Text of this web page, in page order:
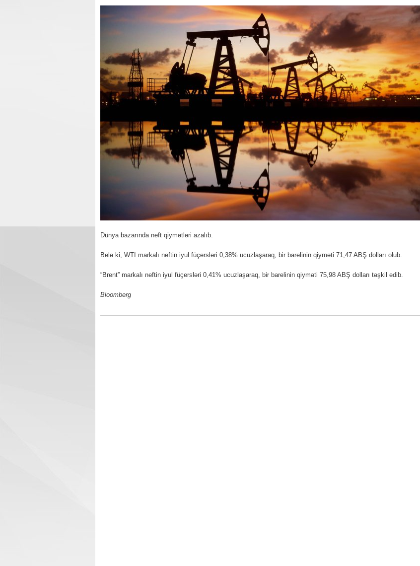
Dünya bazarında neft qiymətləri azalıb.
Belə ki, WTI markalı neftin iyul füçersləri 0,38% ucuzlaşaraq, bir barelinin qiyməti 71,47 ABŞ dolları olub.
“Brent” markalı neftin iyul füçersləri 0,41% ucuzlaşaraq, bir barelinin qiyməti 75,98 ABŞ dolları təşkil edib.
Bloomberg